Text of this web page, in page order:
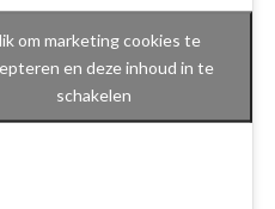
om marketing cookies te
en deze inhoud in te
schakelen